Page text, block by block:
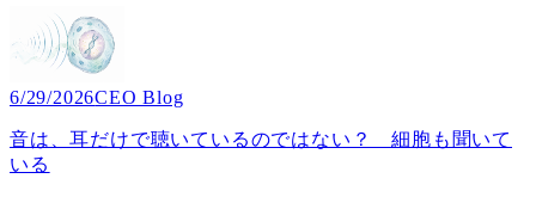
6/29/2026CEO Blog
音は、耳だけで聴いているのではない？ 細胞も聞いて
いる